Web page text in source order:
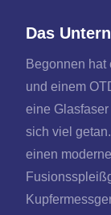
Das
Begonnen
und einem
eine
sich viel
einen